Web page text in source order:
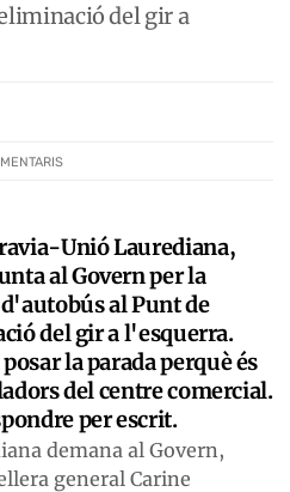
del gir a
Unió Laurediana,
al Govern per la
al Punt de
del gir a l'esquerra.
la parada perquè és
del centre comercial.
per escrit.
demana al Govern,
general Carine